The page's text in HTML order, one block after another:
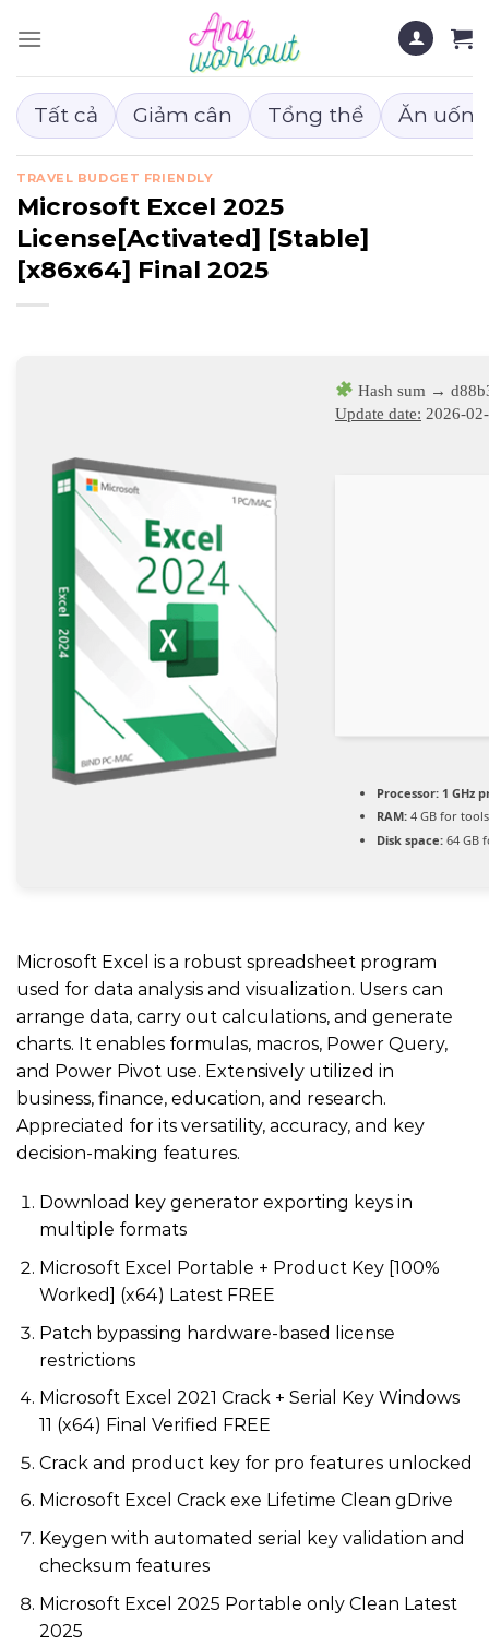
đến
dung
Tất cả Giảm cân Tổng thể Ăn
TRAVEL BUDGET FRIENDLY
Microsoft Excel 2025
License[Activated] [Stable]
[x86x64] Final 2025
Hash sum →
Update date: 2026-
Processor: 1 GHz
RAM: 4 GB for tools
Disk space: 64 GB
Microsoft Excel is a robust spreadsheet program
used for data analysis and visualization. Users can
arrange data, carry out calculations, and generate
charts. It enables formulas, macros, Power Query,
and Power Pivot use. Extensively utilized in
business, finance, education, and research.
Appreciated for its versatility, accuracy, and key
decision-making features.
Download key generator exporting keys in
multiple formats
Microsoft Excel Portable + Product Key [100%
Worked] (x64) Latest FREE
Patch bypassing hardware-based license
restrictions
Microsoft Excel 2021 Crack + Serial Key Windows
11 (x64) Final Verified FREE
Crack and product key for pro features unlocked
Microsoft Excel Crack exe Lifetime Clean gDrive
Keygen with automated serial key validation and
checksum features
Microsoft Excel 2025 Portable only Clean Latest
2025